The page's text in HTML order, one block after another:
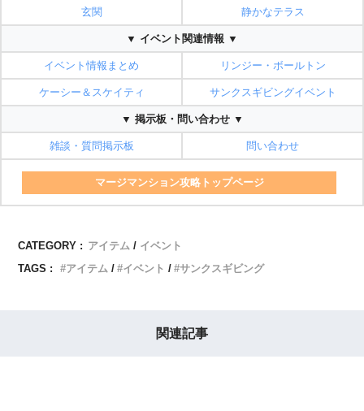
玄関 静かなテラス
▼ イベント関連情報 ▼
イベント情報まとめ リンジー・ボールトン
ケーシー＆スケイティ サンクスギビングイベント
▼ 掲示板・問い合わせ ▼
雑談・質問掲示板 問い合わせ
マージマンション攻略トップページ
CATEGORY : アイテム
イベント
TAGS :
アイテム イベント サンクスギビング
関連記事